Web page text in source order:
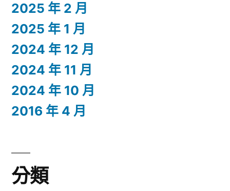
2025 年 2 月
2025 年 1 月
2024 年 12 月
2024 年 11 月
2024 年 10 月
2016 年 4 月
分類